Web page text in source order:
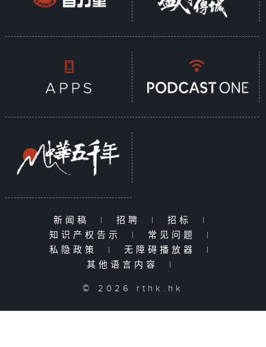
新闻稿 | 招聘 | 招标
|
知识产权告示
| 常见问题
|
私隐政策
| 无障碍播放器
|
其他语言内容
|
© 2026 rthk.hk